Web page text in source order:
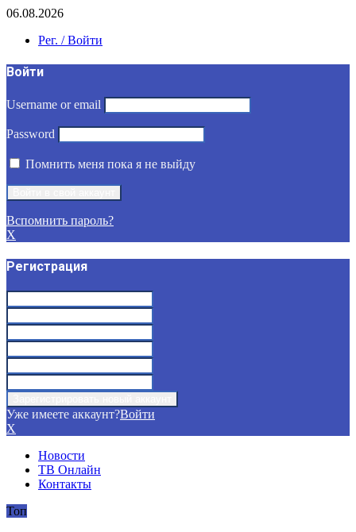
06.08.2026
Рег. / Войти
Войти
Username or email
Password
Помнить меня пока я не выйду
Вспомнить пароль?
X
Регистрация
Уже имеете аккаунт?Войти
X
Новости
ТВ Онлайн
Контакты
Топ